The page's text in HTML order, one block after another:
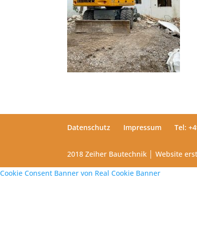
Datenschutz Impressum Tel:
2018 Zeiher Bautechnik │ Website
Cookie Consent Banner von Real Cookie Banner